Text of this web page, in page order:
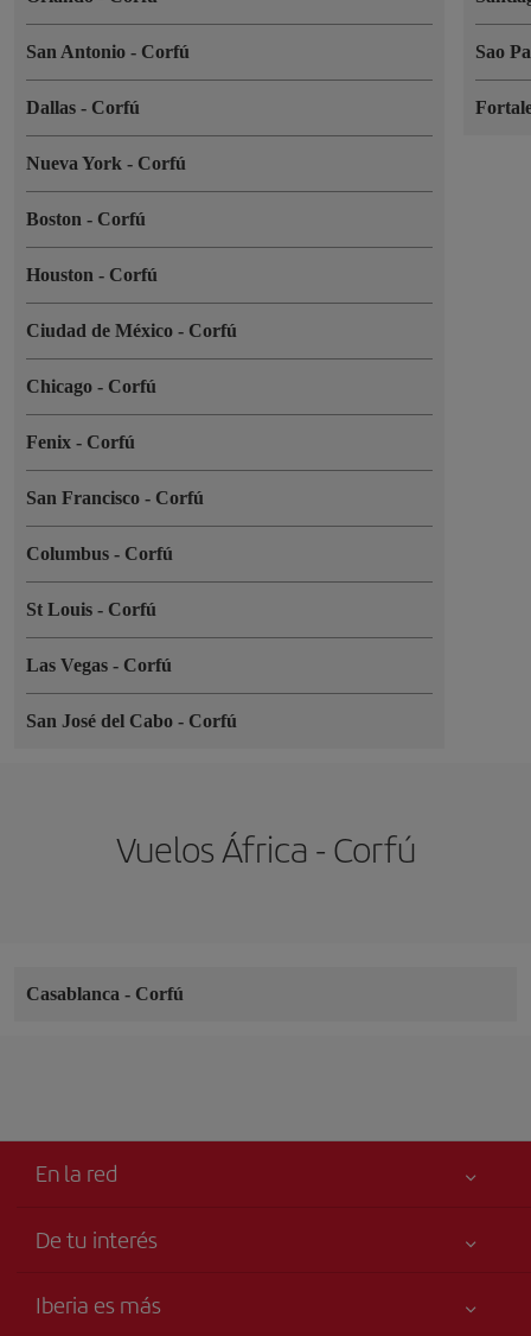
San Antonio - Corfú
Dallas - Corfú
Nueva York - Corfú
Boston - Corfú
Houston - Corfú
Ciudad de México - Corfú
Chicago - Corfú
Fenix - Corfú
San Francisco - Corfú
Columbus - Corfú
St Louis - Corfú
Las Vegas - Corfú
San José del Cabo - Corfú
Sao
Vuelos África - Corfú
Casablanca - Corfú
En la red
De tu interés
Accesibilidad
Iberia es más